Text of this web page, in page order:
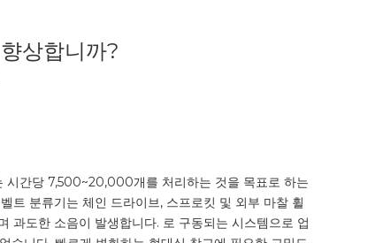
상합니까?
시간당 7,500~20,000개를 처리하는 것을 목표로 하는
트 분류기는 체인 드라이브, 스프로킷 및 외부 마찰 휠
과도한 소음이 발생합니다. 로 구동되는 시스템으로 업